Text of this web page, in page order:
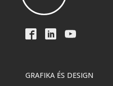
GRAFIKA ÉS DESIGN